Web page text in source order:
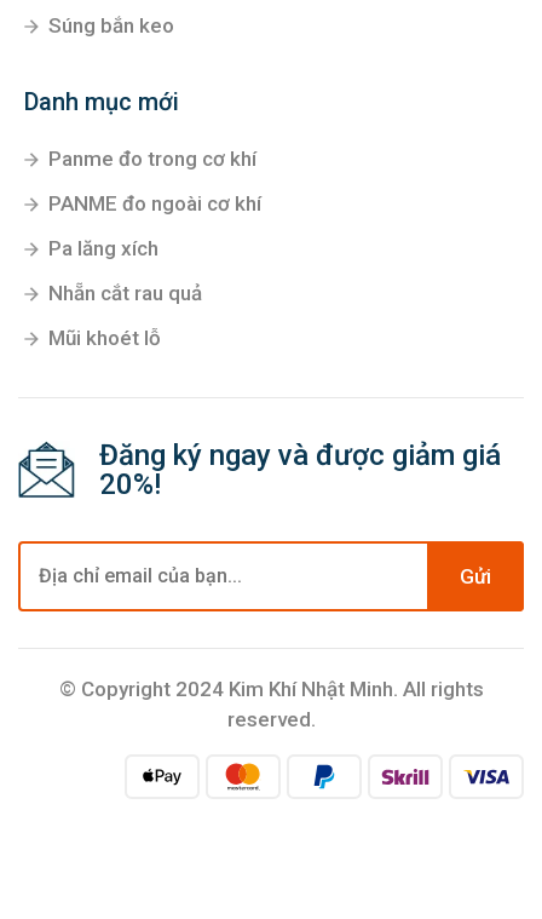
Súng bắn keo
Danh mục mới
Panme đo trong cơ khí
PANME đo ngoài cơ khí
Pa lăng xích
Nhẵn cắt rau quả
Mũi khoét lỗ
Đăng ký ngay và được giảm giá
20%!
Gửi
© Copyright 2024 Kim Khí Nhật Minh. All rights
reserved.